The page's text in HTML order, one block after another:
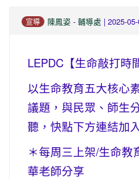
宣導 陳鳳姿 - 輔導處 | 2025-
LEPDC【生命敲打時
以生命教育五大核心
議題，與民眾、師生
聽，快點下方連結加
＊每周三上架/生命教
華老師分享